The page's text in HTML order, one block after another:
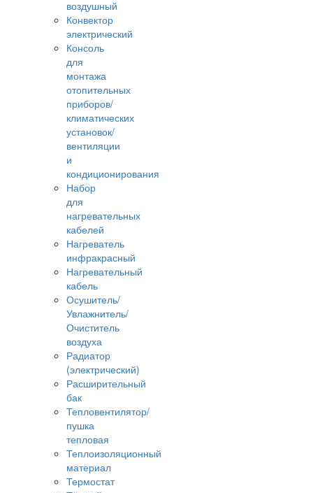
воздушный
Конвектор
электрический
Консоль
для
монтажа
отопительных
приборов/
климатических
установок/
вентиляции
и
кондиционирования
Набор
для
нагревательных
кабелей
Нагреватель
инфракрасный
Нагревательный
кабель
Осушитель/
Увлажнитель/
Очиститель
воздуха
Радиатор
(электрический)
Расширительный
бак
Тепловентилятор/
пушка
тепловая
Теплоизоляционный
материал
Термостат